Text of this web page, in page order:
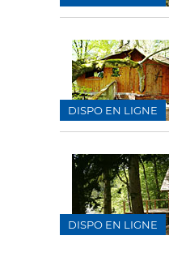
DISPO EN LIGNE
DISPO EN LIGNE